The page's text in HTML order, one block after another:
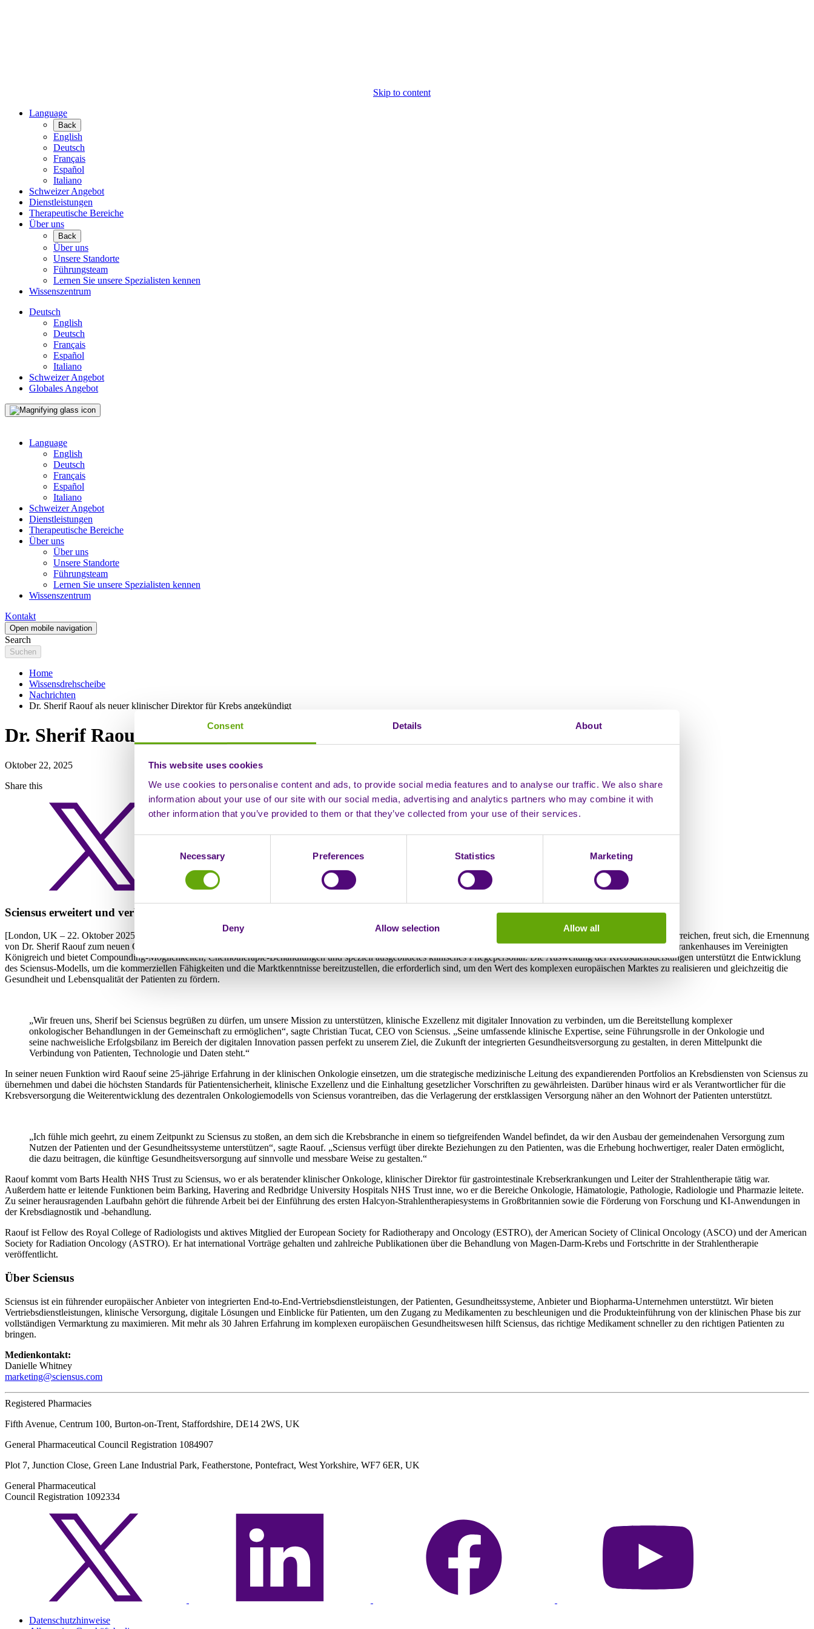
Consent Details About
This website uses cookies
We use cookies to personalise content and ads, to provide social media features and to analyse our traffic. We also share
information about your use of our site with our social media, advertising and analytics partners who may combine it with
other information that you’ve provided to them or that they’ve collected from your use of their services.
Necessary Preferences Statistics Marketing
Deny Allow selection Allow all
Skip to content
Language
Back
English
Deutsch
Français
Español
Italiano
Schweizer Angebot
Dienstleistungen
Therapeutische Bereiche
Über uns
Back
Über uns
Unsere Standorte
Führungsteam
Lernen Sie unsere Spezialisten kennen
Wissenszentrum
Deutsch
English
Deutsch
Français
Español
Italiano
Schweizer Angebot
Globales Angebot
Language
English
Deutsch
Français
Español
Italiano
Schweizer Angebot
Dienstleistungen
Therapeutische Bereiche
Über uns
Über uns
Unsere Standorte
Führungsteam
Lernen Sie unsere Spezialisten kennen
Wissenszentrum
Kontakt
Open mobile navigation
Search
Home
Wissensdrehscheibe
Nachrichten
Dr. Sherif Raouf als neuer klinischer Direktor für Krebs angekündigt
Dr. Sherif Raouf als neuer klinischer Direktor für Krebs angekündigt
Oktober 22, 2025
Share this
Sciensus erweitert und verbessert seine Krebsdienste mit der Ernennung von Dr. Sherif Raouf zum klinischen Direktor für Krebs
[London, UK – 22. Oktober 2025] – Sciensus, ein führender Partner für umfassende Vermarktungsdienstleistungen, der dazu beitragen soll, europäische Patienten schneller zu erreichen, freut sich, die Ernennung
von Dr. Sherif Raouf zum neuen Clinical Director of Cancer bekannt zu geben. Das Unternehmen ist der führende Anbieter von privaten Krebsdienstleistungen außerhalb des Krankenhauses im Vereinigten
Königreich und bietet Compounding-Möglichkeiten, Chemotherapie-Behandlungen und speziell ausgebildetes klinisches Pflegepersonal. Die Ausweitung der Krebsdienstleistungen unterstützt die Entwicklung
des Sciensus-Modells, um die kommerziellen Fähigkeiten und die Marktkenntnisse bereitzustellen, die erforderlich sind, um den Wert des komplexen europäischen Marktes zu realisieren und gleichzeitig die
Gesundheit und Lebensqualität der Patienten zu fördern.
„Wir freuen uns, Sherif bei Sciensus begrüßen zu dürfen, um unsere Mission zu unterstützen, klinische Exzellenz mit digitaler Innovation zu verbinden, um die Bereitstellung komplexer
onkologischer Behandlungen in der Gemeinschaft zu ermöglichen“, sagte Christian Tucat, CEO von Sciensus. „Seine umfassende klinische Expertise, seine Führungsrolle in der Onkologie und
seine nachweisliche Erfolgsbilanz im Bereich der digitalen Innovation passen perfekt zu unserem Ziel, die Zukunft der integrierten Gesundheitsversorgung zu gestalten, in deren Mittelpunkt die
Verbindung von Patienten, Technologie und Daten steht.“
In seiner neuen Funktion wird Raouf seine 25-jährige Erfahrung in der klinischen Onkologie einsetzen, um die strategische medizinische Leitung des expandierenden Portfolios an Krebsdiensten von Sciensus zu
übernehmen und dabei die höchsten Standards für Patientensicherheit, klinische Exzellenz und die Einhaltung gesetzlicher Vorschriften zu gewährleisten. Darüber hinaus wird er als Verantwortlicher für die
Krebsversorgung die Weiterentwicklung des dezentralen Onkologiemodells von Sciensus vorantreiben, das die Verlagerung der erstklassigen Versorgung näher an den Wohnort der Patienten unterstützt.
„Ich fühle mich geehrt, zu einem Zeitpunkt zu Sciensus zu stoßen, an dem sich die Krebsbranche in einem so tiefgreifenden Wandel befindet, da wir den Ausbau der gemeindenahen Versorgung zum
Nutzen der Patienten und der Gesundheitssysteme unterstützen“, sagte Raouf. „Sciensus verfügt über direkte Beziehungen zu den Patienten, was die Erhebung hochwertiger, realer Daten ermöglicht,
die dazu beitragen, die künftige Gesundheitsversorgung auf sinnvolle und messbare Weise zu gestalten.“
Raouf kommt vom Barts Health NHS Trust zu Sciensus, wo er als beratender klinischer Onkologe, klinischer Direktor für gastrointestinale Krebserkrankungen und Leiter der Strahlentherapie tätig war.
Außerdem hatte er leitende Funktionen beim Barking, Havering and Redbridge University Hospitals NHS Trust inne, wo er die Bereiche Onkologie, Hämatologie, Pathologie, Radiologie und Pharmazie leitete.
Zu seiner herausragenden Laufbahn gehört die führende Arbeit bei der Einführung des ersten Halcyon-Strahlentherapiesystems in Großbritannien sowie die Förderung von Forschung und KI-Anwendungen in
der Krebsdiagnostik und -behandlung.
Raouf ist Fellow des Royal College of Radiologists und aktives Mitglied der European Society for Radiotherapy and Oncology (ESTRO), der American Society of Clinical Oncology (ASCO) und der American
Society for Radiation Oncology (ASTRO). Er hat international Vorträge gehalten und zahlreiche Publikationen über die Behandlung von Magen-Darm-Krebs und Fortschritte in der Strahlentherapie
veröffentlicht.
Über Sciensus
Sciensus ist ein führender europäischer Anbieter von integrierten End-to-End-Vertriebsdienstleistungen, der Patienten, Gesundheitssysteme, Anbieter und Biopharma-Unternehmen unterstützt. Wir bieten
Vertriebsdienstleistungen, klinische Versorgung, digitale Lösungen und Einblicke für Patienten, um den Zugang zu Medikamenten zu beschleunigen und die Produkteinführung von der klinischen Phase bis zur
vollständigen Vermarktung zu maximieren. Mit mehr als 30 Jahren Erfahrung im komplexen europäischen Gesundheitswesen hilft Sciensus, das richtige Medikament schneller zu den richtigen Patienten zu
bringen.
Medienkontakt:
Danielle Whitney
marketing@sciensus.com
Registered Pharmacies
Fifth Avenue, Centrum 100, Burton-on-Trent, Staffordshire, DE14 2WS, UK
General Pharmaceutical Council Registration 1084907
Plot 7, Junction Close, Green Lane Industrial Park, Featherstone, Pontefract, West Yorkshire, WF7 6ER, UK
General Pharmaceutical
Council Registration 1092334
Datenschutzhinweise